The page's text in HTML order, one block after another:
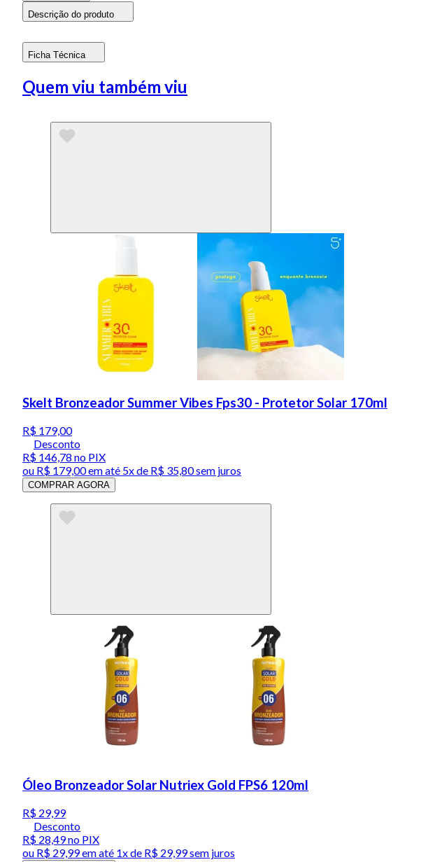
Descrição do produto
Ficha Técnica
Quem viu também viu
Skelt Bronzeador Summer Vibes Fps30 - Protetor Solar 170ml
R$ 179,00
Desconto
R$ 146,78 no PIX
ou R$ 179,00em até 5x de R$ 35,80 sem juros
COMPRAR AGORA
Óleo Bronzeador Solar Nutriex Gold FPS6 120ml
R$ 29,99
Desconto
R$ 28,49no PIX
ou R$ 29,99em até 1x de R$ 29,99sem juros